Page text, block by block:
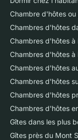
Chambre d'hôtes
Chambres d'hôtes
Chambres d'hôtes à
Chambres d'hôtes à
Chambres d'hôtes
Chambres d'hôtes
Chambres d'hôtes
Chambres d'hôtes
Gîtes dans les plus
Gîtes près du Mont